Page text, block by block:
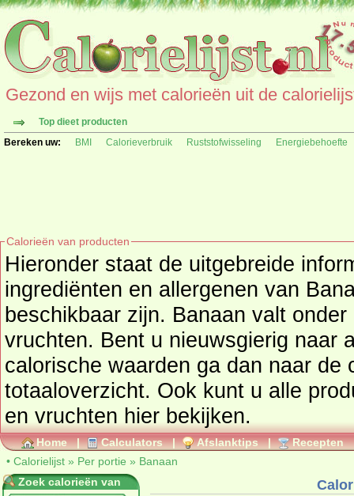
Gezond en wijs met calorieën uit de
Top dieet producten
Bereken uw:
BMI Calorieverbruik Ruststofwisseling Energiebehoefte
Calorieën van producten
Hieronder staat de uitgebreide
ingrediënten en allergenen van Banaan als deze extra gegevens
beschikbaar zijn. Banaan valt
vruchten. Bent u nieuwsgierig naar andere producten en hun
calorische waarden ga dan naar de calorielijst voor een
totaaloverzicht. Ook kunt u alle
en vruchten hier bekijken.
Home | Calculators | Afslanktips | Recepten
• Calorielijst » Per portie » Banaan
Zoek calorieën van